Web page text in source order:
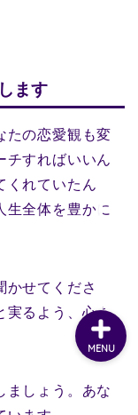
ます
たの恋愛観も変
チすればいいん
くれていたん
生全体を豊かに
かせてくださ
実るよう、心を
ましょう。あな
MENU